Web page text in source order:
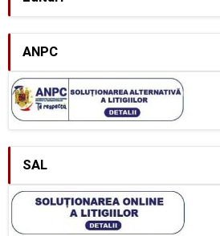
ANPC
SAL